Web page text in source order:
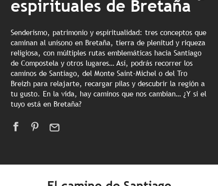
espirituales de Bretaña
Senderismo, patrimonio y espiritualidad: tres conceptos que
caminan al unísono en Bretaña, tierra de plenitud y riqueza
religiosa, con múltiples rutas emblemáticas hacia Santiago
de Compostela y otros lugares… Así, podrás recorrer los
caminos de Santiago, del Monte Saint-Michel o del Tro
Breizh para relajarte, recargar pilas y descubrir la región a
tu gusto. En la vida, hay caminos que nos cambian… ¿Y si el
tuyo está en Bretaña?